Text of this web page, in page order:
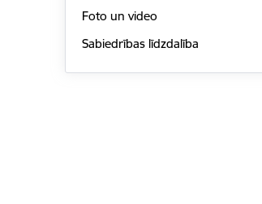
Foto un video
Sabiedrības līdzdalība